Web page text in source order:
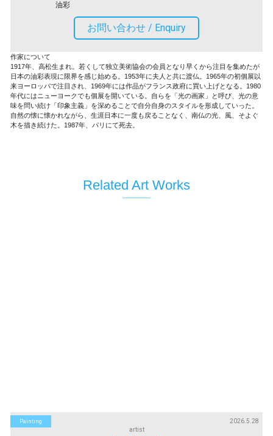
油彩
お問い合わせ / Enquiry
作家について
1917年、高松生まれ。若くして独立美術協会の会員となり早くから注目を集めたが
日本の油彩表現に限界を感じ始める。1953年に夫人と共に渡仏。1965年の初個展以
来ヨーロッパで注目され、1969年には作品がフランス政府に買い上げとなる。1980
年代にはニューヨークでも個展を開いている。自らを「光の画家」と呼び、光の意
味を問い続け「印象主義」を深めることで自分自身のスタイルを形成していった。
自然の懐に懐かれながら、生涯日本に一度も戻ることなく、南仏の光、風、そよぐ
木を描き続けた。1987年、パリにて死去。
Related Art Works
Painting
2026.5.28
artist